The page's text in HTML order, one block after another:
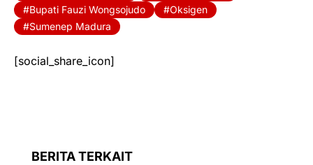
Bupati Fauzi Wongsojudo
Oksigen
Sumenep Madura
[social_share_icon]
BERITA TERKAIT